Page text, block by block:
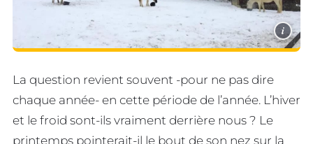
i
La question revient souvent -pour ne pas dire
chaque année- en cette période de l’année. L’hiver
et le froid sont-ils vraiment derrière nous ? Le
printemps pointerait-il le bout de son nez sur la